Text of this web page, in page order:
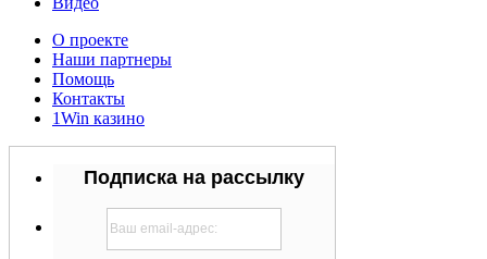
О проекте
Наши партнеры
Помощь
Контакты
1Win казино
Подписка на рассылку